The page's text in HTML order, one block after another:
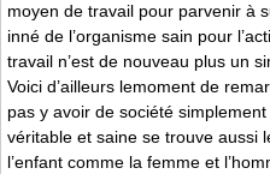
moyen de travail pour parvenir à
inné de l’organisme sain pour
travail n’est de nouveau plus un
Voici d’ailleurs lemoment de
pas y avoir de société
véritable et saine se trouve aussi
l’enfant comme la femme et